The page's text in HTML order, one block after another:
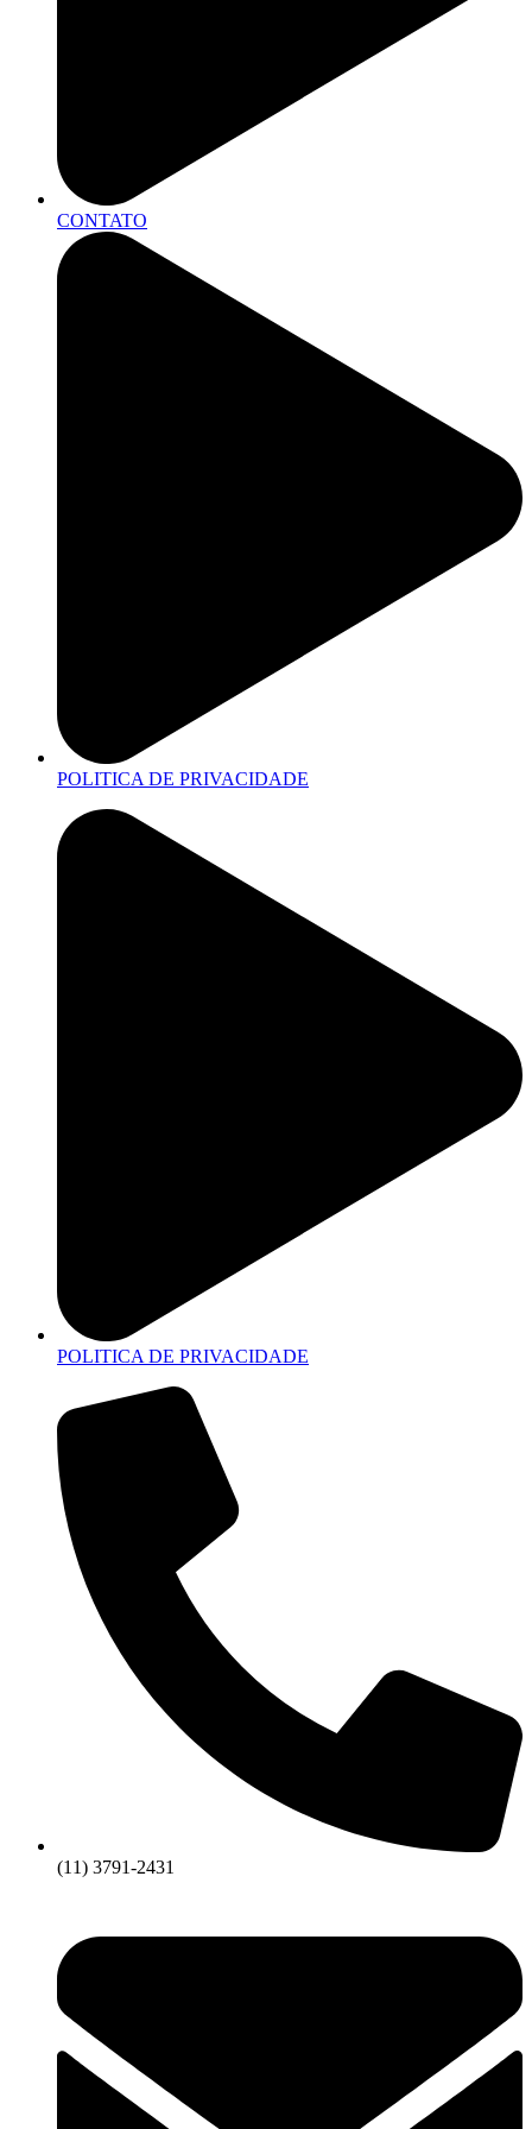
CONTATO
POLITICA DE PRIVACIDADE
POLITICA DE PRIVACIDADE
(11) 3791-2431